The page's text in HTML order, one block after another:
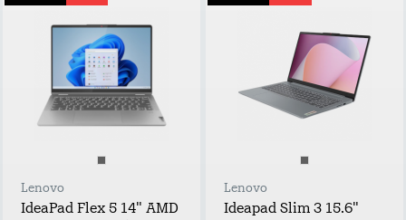
Lenovo
IdeaPad Flex 5 14" AMD
Lenovo
Ideapad Slim 3 15.6"